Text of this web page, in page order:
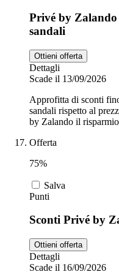
Privé by
sandali
Ottieni offerta
Dettagli
Scade il 13/09/2026
Approfitta di sconti
sandali rispetto al
by Zalando il
Offerta
75%
Salva
Punti
Sconti Privé by
Ottieni offerta
Dettagli
Scade il 16/09/2026